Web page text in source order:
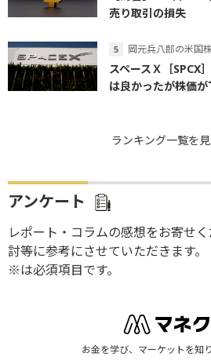
売り取引の損失
岡元兵八郎の米国
スペースＸ［SPCX
は良かったが株価が
ランキング一覧を
アンケート
レポート・コラムの感想をお寄せ
討等に参考にさせていただきます。
※は必須項目です。
お金を学び、マーケットを知